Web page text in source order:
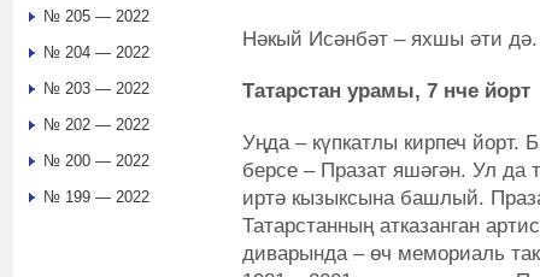
Нәкый Исәнбәт – яхшы әти дә.
Татарстан урамы, 7 нче йорт
Уңда – күпкатлы кирпеч
берсе – Празат яшәгән. Ул да
иртә кызыксына башлый.
Татарстанның атказанган
диварында – өч мемориаль
№ 205 — 2022
№ 204 — 2022
№ 203 — 2022
№ 202 — 2022
№ 200 — 2022
№ 199 — 2022